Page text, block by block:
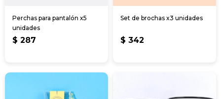
Perchas para pantalón x5
unidades
$ 287
Set de brochas x3 unidades
$ 342